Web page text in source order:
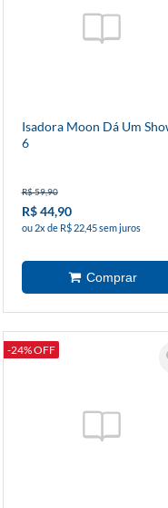
Isadora Moon Dá Um
6
R$ 59,90
R$ 44,90
ou 2x de R$ 22,45 sem juros
-24% OFF